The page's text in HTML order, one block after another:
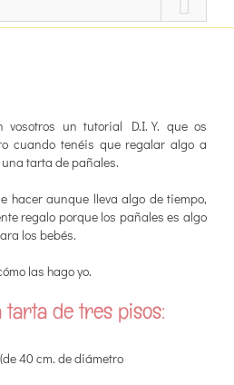
vosotros un tutorial D.I.Y. que os
cuando tenéis que regalar algo a
tarta de pañales.
hacer aunque lleva algo de tiempo,
regalo porque los pañales es algo
los bebés.
las hago yo.
de tres pisos:
40 cm. de diámetro